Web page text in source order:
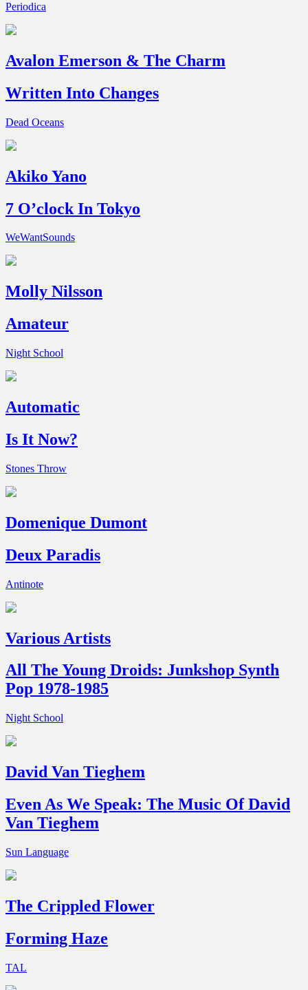
Periodica
Avalon Emerson & The Charm
Written Into Changes
Dead Oceans
Akiko Yano
7 O’clock In Tokyo
WeWantSounds
Molly Nilsson
Amateur
Night School
Automatic
Is It Now?
Stones Throw
Domenique Dumont
Deux Paradis
Antinote
Various Artists
All The Young Droids: Junkshop Synth
Pop 1978-1985
Night School
David Van Tieghem
Even As We Speak: The Music Of David
Van Tieghem
Sun Language
The Crippled Flower
Forming Haze
TAL